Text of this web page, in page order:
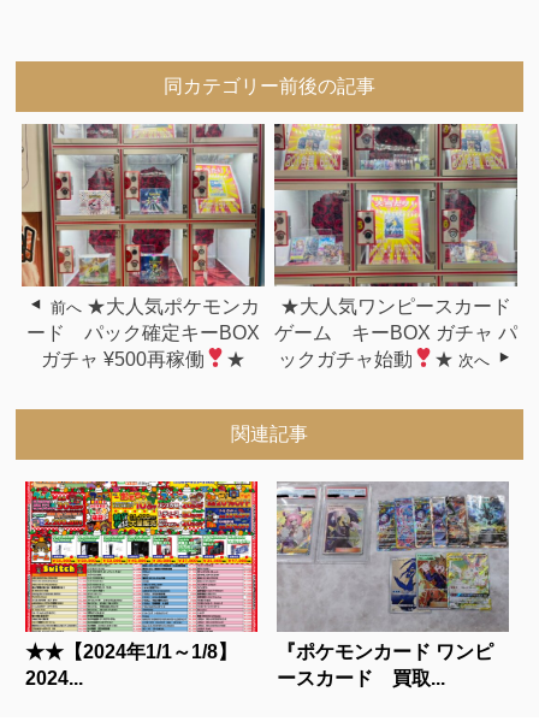
同カテゴリー前後の記事
前へ ★大人気ポケモンカ
ード パック確定キーBOX
ガチャ ¥500再稼働
★
★大人気ワンピースカード
ゲーム キーBOX ガチャ パ
ックガチャ始動
★ 次へ
関連記事
★★【2024年1/1～1/8】
2024...
『ポケモンカード ワンピ
ースカード 買取...